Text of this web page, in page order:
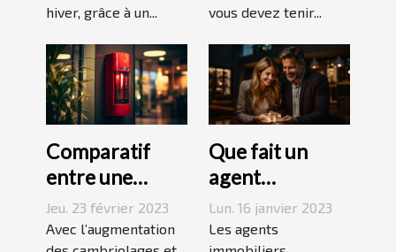
hiver, grâce à un...
vous devez tenir...
Comparatif
entre une
agence sécurité
et un système
Jeu. 23 février 2023
Avec l’augmentation
Que fait un
agent
immobilier ?
Lun. 16 janvier 2023
Les agents